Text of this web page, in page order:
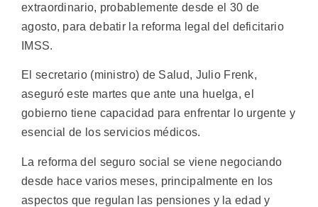
extraordinario, probablemente desde el 30 de
agosto, para debatir la reforma legal del deficitario
IMSS.
El secretario (ministro) de Salud, Julio Frenk,
aseguró este martes que ante una huelga, el
gobierno tiene capacidad para enfrentar lo urgente y
esencial de los servicios médicos.
La reforma del seguro social se viene negociando
desde hace varios meses, principalmente en los
aspectos que regulan las pensiones y la edad y